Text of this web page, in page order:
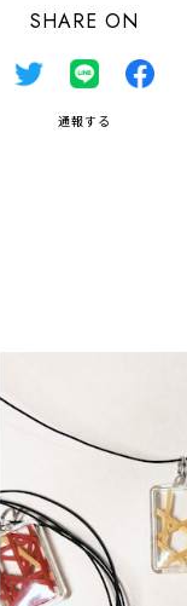
SHARE ON
通報する